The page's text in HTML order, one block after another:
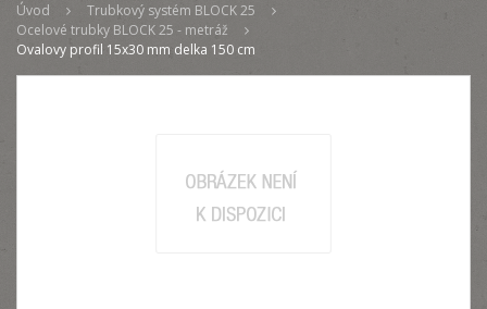
Úvod
Trubkový systém BLOCK 25
Ocelové trubky BLOCK 25 - metráž
Ovalovy profil 15x30 mm delka 150 cm